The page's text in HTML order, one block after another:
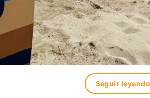
Seguir leyendo